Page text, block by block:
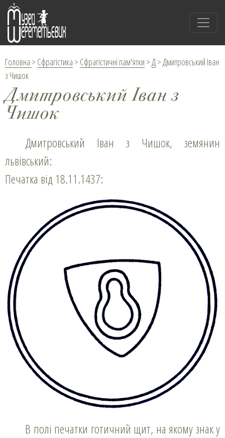
Головна > Сфрагістика > Сфрагістичні пам'ятки >Д>Дмитровський Іван
з Чишок
Дмитровський Іван з
Чишок
Дмитровський Іван з Чишок, земянин
львівський:
Печатка від 18.11.1437:
В полі печатки готичний щит, на якому знак у